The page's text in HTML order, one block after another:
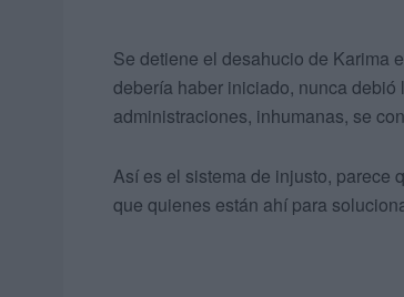
Se detiene el desahucio de Karima
debería haber iniciado, nunca
administraciones, inhumanas, se
Así es el sistema de injusto, parece
que quienes están ahí para